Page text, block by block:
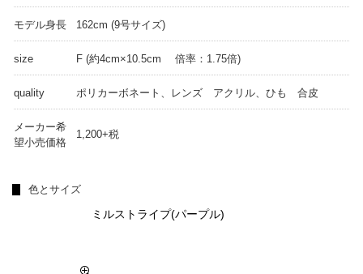
モデル身長 162cm (9号サイズ)
size F (約4cm×10.5cm 倍率：1.75倍)
quality ポリカーボネート、レンズ アクリル、ひも 合皮
メーカー希
望小売価格
1,200+税
色とサイズ
ミルストライプ(パープル)